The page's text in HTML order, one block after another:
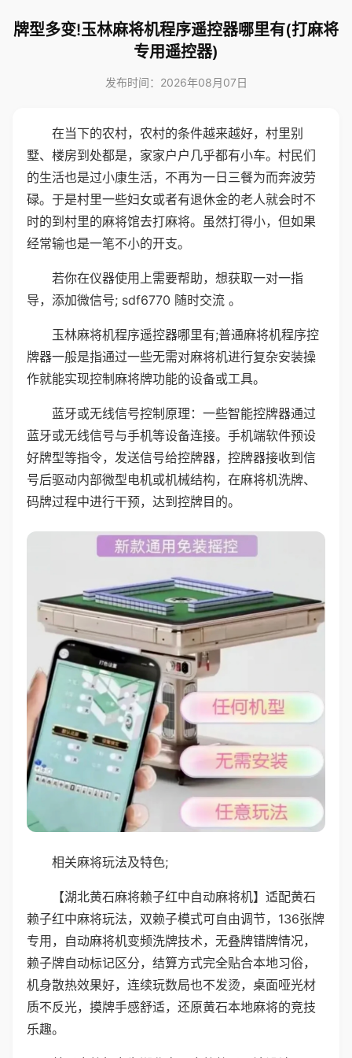
牌型多变!玉林麻将机程序遥控器哪里有(打麻将
专用遥控器)
发布时间：2026年08月07日
在当下的农村，农村的条件越来越好，村里别
墅、楼房到处都是，家家户户几乎都有小车。村民们
的生活也是过小康生活，不再为一日三餐为而奔波劳
碌。于是村里一些妇女或者有退休金的老人就会时不
时的到村里的麻将馆去打麻将。虽然打得小，但如果
经常输也是一笔不小的开支。
若你在仪器使用上需要帮助，想获取一对一指
导，添加微信号; sdf6770 随时交流 。
玉林麻将机程序遥控器哪里有;普通麻将机程序控
牌器一般是指通过一些无需对麻将机进行复杂安装操
作就能实现控制麻将牌功能的设备或工具。
蓝牙或无线信号控制原理：一些智能控牌器通过
蓝牙或无线信号与手机等设备连接。手机端软件预设
好牌型等指令，发送信号给控牌器，控牌器接收到信
号后驱动内部微型电机或机械结构，在麻将机洗牌、
码牌过程中进行干预，达到控牌目的。
相关麻将玩法及特色;
【湖北黄石麻将赖子红中自动麻将机】适配黄石
赖子红中麻将玩法，双赖子模式可自由调节，136张牌
专用，自动麻将机变频洗牌技术，无叠牌错牌情况，
赖子牌自动标记区分，结算方式完全贴合本地习俗，
机身散热效果好，连续玩数局也不发烫，桌面哑光材
质不反光，摸牌手感舒适，还原黄石本地麻将的竞技
乐趣。